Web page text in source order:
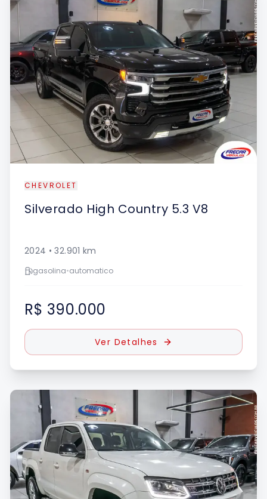
CHEVROLET
Silverado High Country 5.3 V8
2024 •32.901 km
gasolina•automatico
R$ 390.000
Ver Detalhes